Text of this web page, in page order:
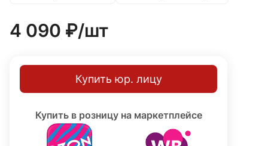
4 090 ₽/шт
Купить юр. лицу
Купить в розницу на маркетплейсе